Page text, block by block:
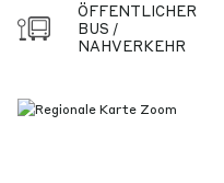
ÖFFENTLICHER
BUS /
NAHVERKEHR